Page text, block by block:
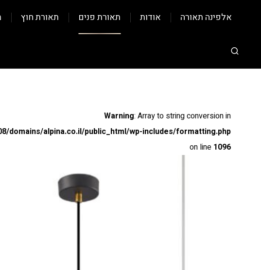
אלפינה תאורה אודות תאורת פנים תאורת חוץ
Warning: Array to string conversion in
domains/alpina.co.il/public_html/wp-includes/formatting.php
on line 1096
domains/alpina.co.il/public_html/wp-includes/formatting.php